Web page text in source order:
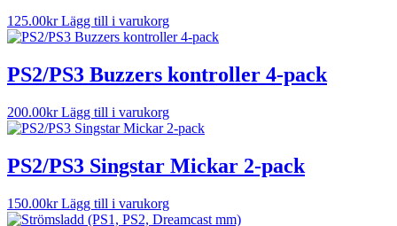
125.00kr Lägg till i varukorg
PS2/PS3 Buzzers kontroller 4-pack
200.00kr Lägg till i varukorg
PS2/PS3 Singstar Mickar 2-pack
150.00kr Lägg till i varukorg